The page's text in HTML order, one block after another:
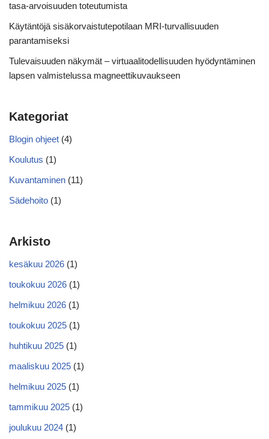
tasa-arvoisuuden toteutumista
Käytäntöjä sisäkorvaistutepotilaan MRI-turvallisuuden
parantamiseksi
Tulevaisuuden näkymät – virtuaalitodellisuuden hyödyntäminen
lapsen valmistelussa magneettikuvaukseen
Kategoriat
Blogin ohjeet (4)
Koulutus (1)
Kuvantaminen (11)
Sädehoito (1)
Arkisto
kesäkuu 2026 (1)
toukokuu 2026 (1)
helmikuu 2026 (1)
toukokuu 2025 (1)
huhtikuu 2025 (1)
maaliskuu 2025 (1)
helmikuu 2025 (1)
tammikuu 2025 (1)
joulukuu 2024 (1)